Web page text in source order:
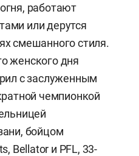
работают
или дерутся
смешанного стиля.
женского дня
с заслуженным
чемпионкой
бойцом
Bellator и PFL, 33-